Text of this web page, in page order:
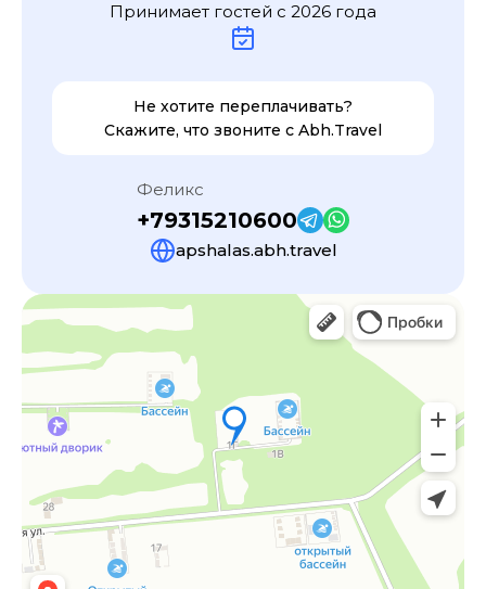
Принимает гостей с 2026 года
Не хотите переплачивать?
Скажите, что звоните с Abh.Travel
Феликс
+79315210600
apshalas.abh.travel